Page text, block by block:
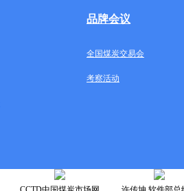
品牌会议
全国煤炭交易会
考察活动